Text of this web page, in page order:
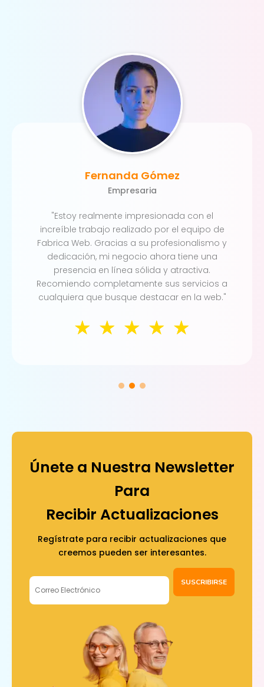
"Estoy realmente impresionada con el
increíble trabajo realizado por el equipo de
Fabrica Web. Gracias a su profesionalismo y
dedicación, mi negocio ahora tiene una
presencia en línea sólida y atractiva.
Recomiendo completamente sus servicios a
cualquiera que busque destacar en la web."
Fernanda Gómez
Empresaria
☆ ☆ ☆ ☆ ☆
Únete a Nuestra Newsletter
Para
Recibir Actualizaciones
Regístrate para recibir actualizaciones que
creemos pueden ser interesantes.
SUSCRIBIRSE